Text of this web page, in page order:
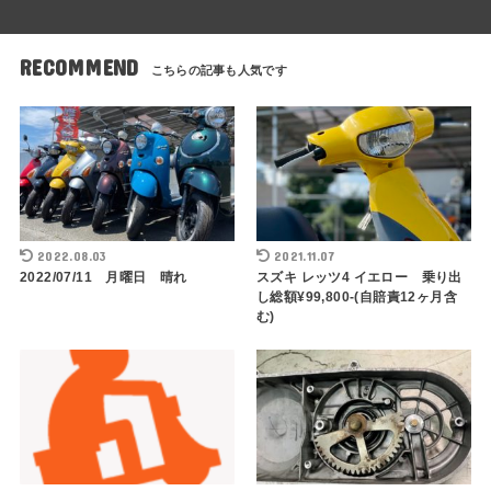
RECOMMEND
2022.08.03
2022/07/11 月曜日 晴れ
2021.11.07
スズキ レッツ4 イエロー 乗り出
し総額¥99,800-(自賠責12ヶ月含
む)